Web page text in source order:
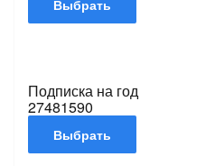
Подписка на год
27481590